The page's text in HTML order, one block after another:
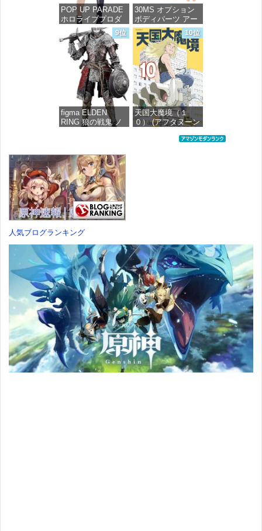
POP UP PARADE
ホロライブプロダ
クション 獅白ぼた
ん ノンスケール プ
ラスチック製 塗装
済み完成品フィギ
価格：¥4,676
30MS オプション
ボディパーツ アー
ムパーツ&レッグパ
ーツ [カラーC] 色
分け済みプラモデ
ル
価格：¥1,949
9位
figma ELDEN
RING 狼の戦鬼 ノ
価格：¥13,115
10位
天国大魔境（１
０） (アフタヌーン
人気ブログランキング